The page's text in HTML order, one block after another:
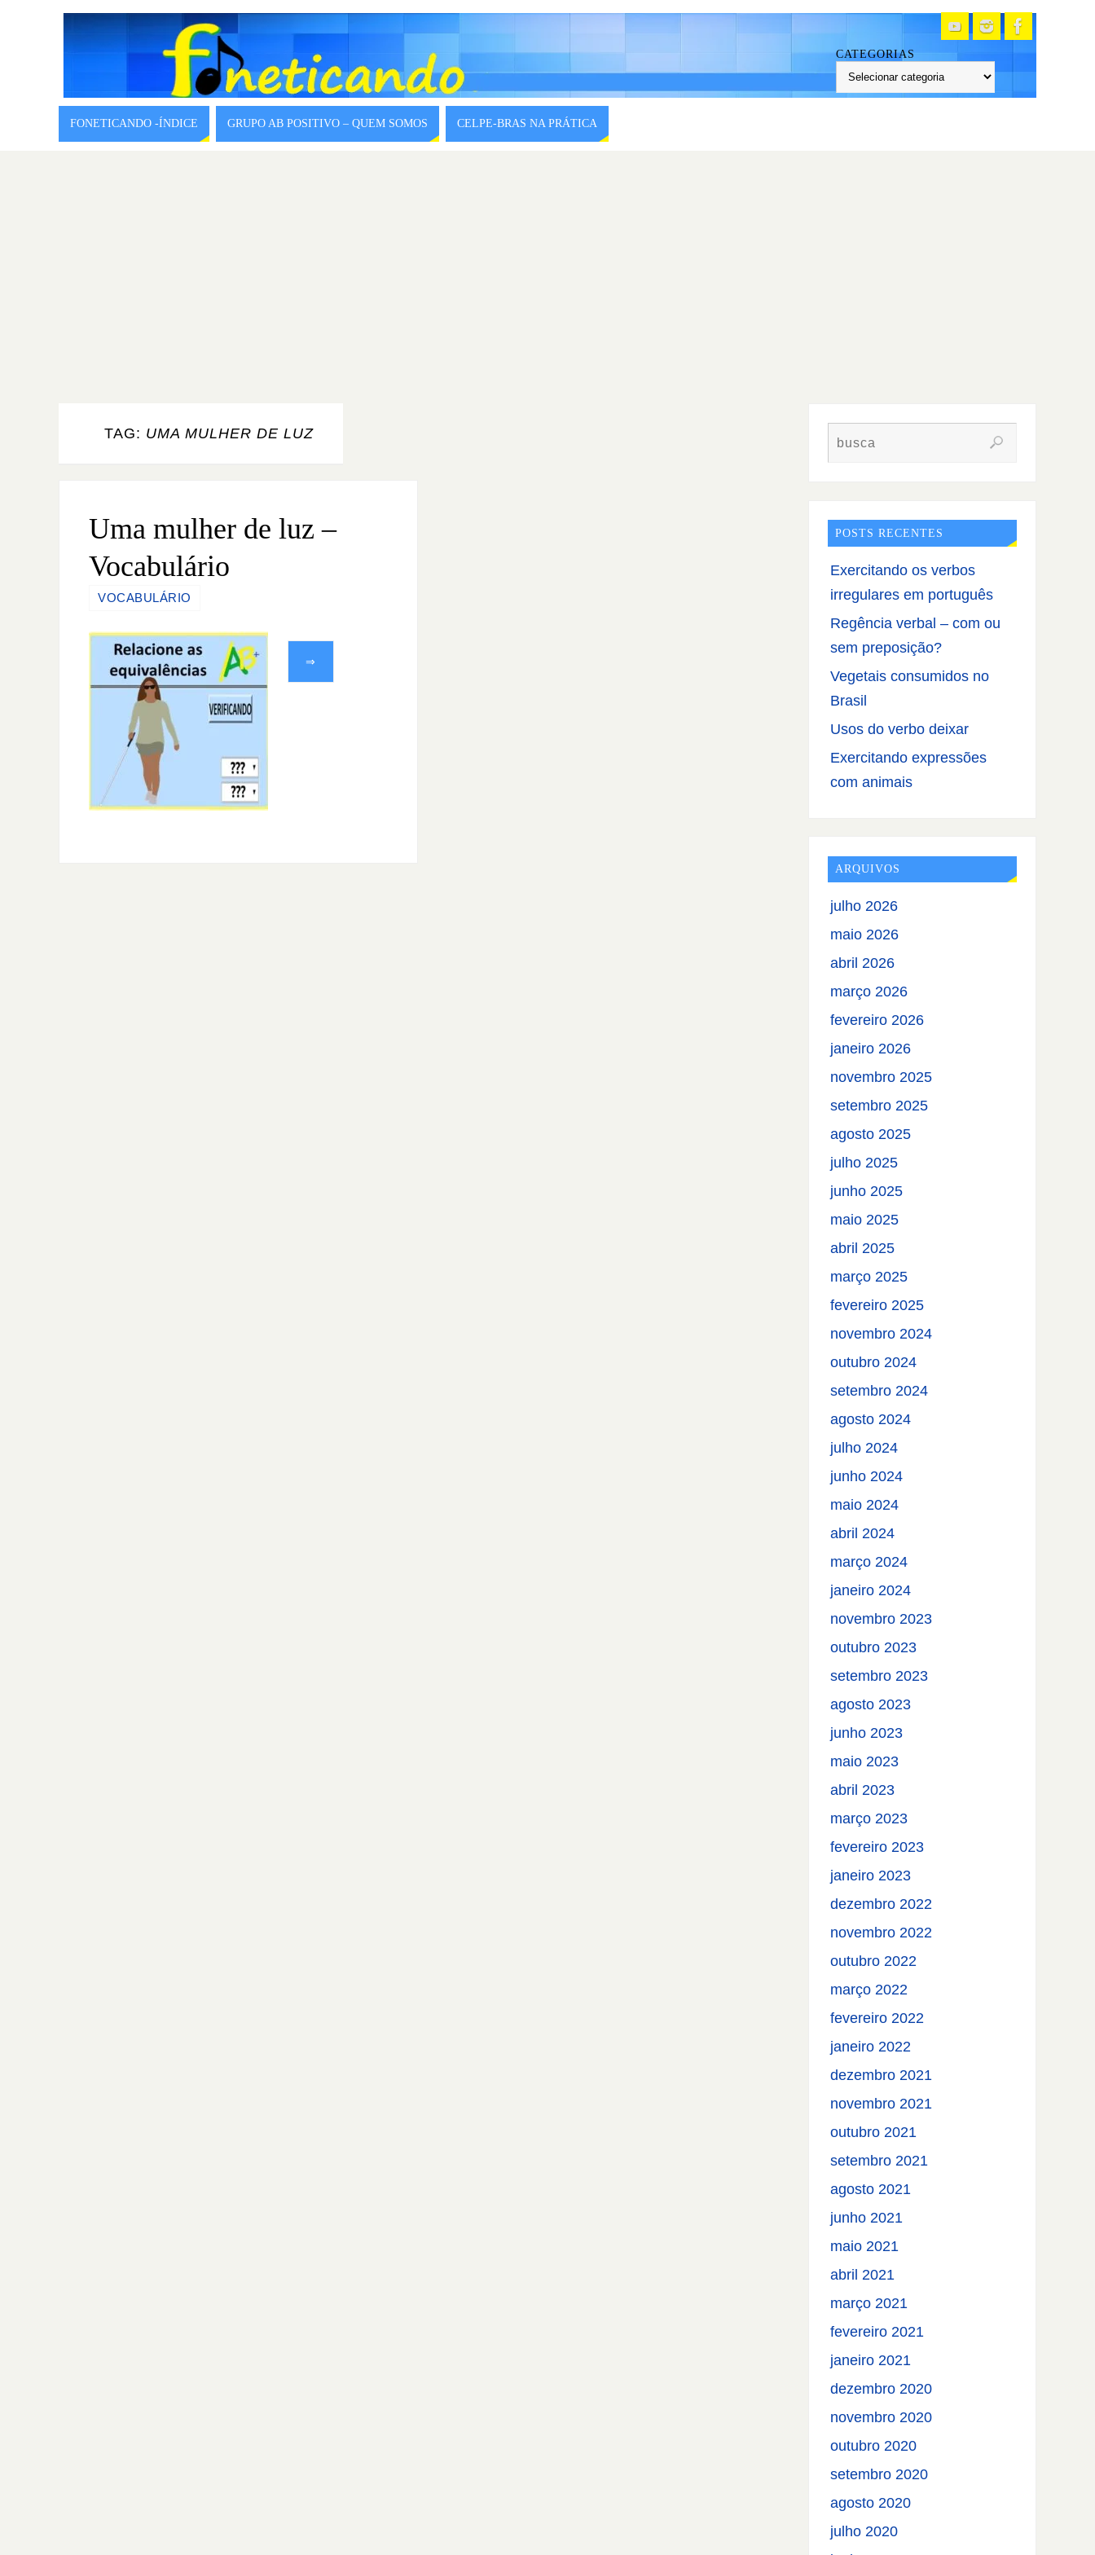
CATEGORIAS
FONETICANDO -ÍNDICE GRUPO AB POSITIVO – QUEM SOMOS CELPE-BRAS NA PRÁTICA
TAG: UMA MULHER DE LUZ
Uma mulher de luz –
Vocabulário
VOCABULÁRIO
⇒
POSTS RECENTES
Exercitando os verbos
irregulares em português
Regência verbal – com ou
sem preposição?
Vegetais consumidos no
Brasil
Usos do verbo deixar
Exercitando expressões
com animais
ARQUIVOS
julho 2026
maio 2026
abril 2026
março 2026
fevereiro 2026
janeiro 2026
novembro 2025
setembro 2025
agosto 2025
julho 2025
junho 2025
maio 2025
abril 2025
março 2025
fevereiro 2025
novembro 2024
outubro 2024
setembro 2024
agosto 2024
julho 2024
junho 2024
maio 2024
abril 2024
março 2024
janeiro 2024
novembro 2023
outubro 2023
setembro 2023
agosto 2023
junho 2023
maio 2023
abril 2023
março 2023
fevereiro 2023
janeiro 2023
dezembro 2022
novembro 2022
outubro 2022
março 2022
fevereiro 2022
janeiro 2022
dezembro 2021
novembro 2021
outubro 2021
setembro 2021
agosto 2021
junho 2021
maio 2021
abril 2021
março 2021
fevereiro 2021
janeiro 2021
dezembro 2020
novembro 2020
outubro 2020
setembro 2020
agosto 2020
julho 2020